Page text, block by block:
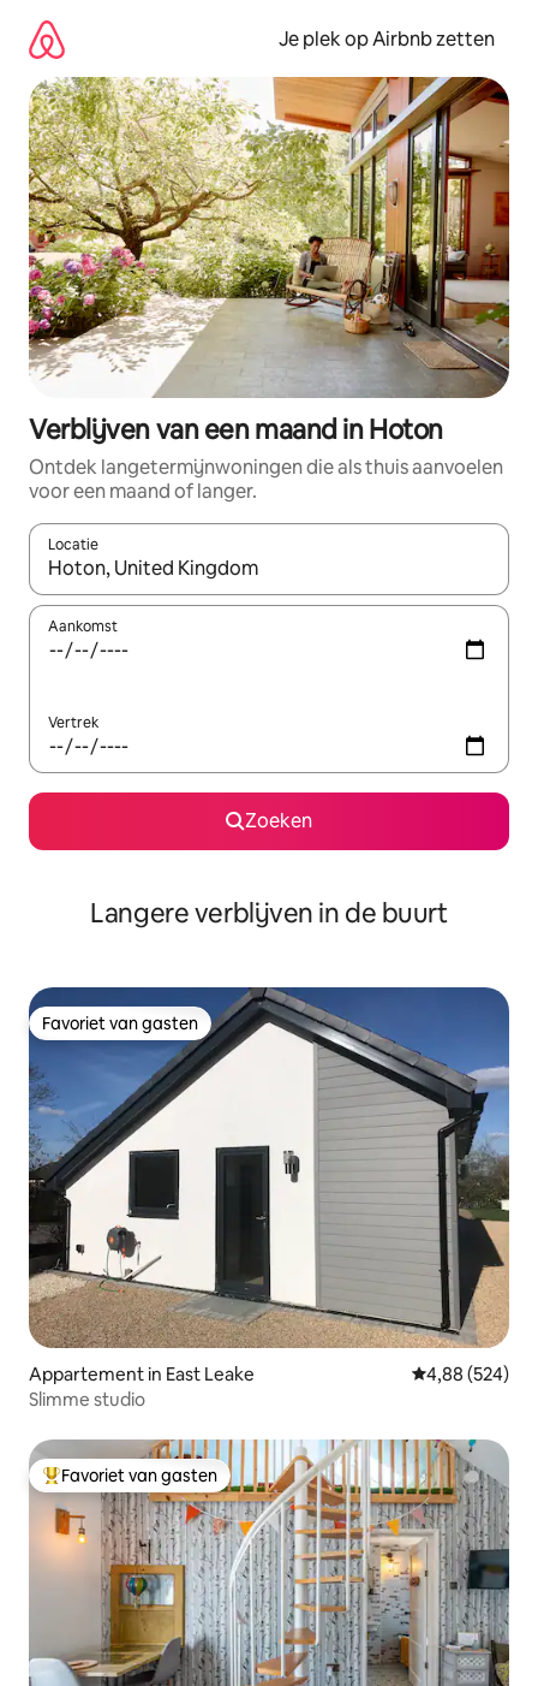
direct
naar
inhoud
Je plek op Airbnb zetten
Verblijven van een maand in Hoton
Ontdek langetermijnwoningen die als thuis aanvoelen
voor een maand of langer.
Locatie
Wanneer er resultaten beschikbaar zijn, maak je een keuze
Aankomst
Vertrek
Zoeken
Langere verblijven in de buurt
Favoriet van gasten
Favoriet van gasten
Appartement in East Leake Gemiddelde
4,88 (524)
Slimme studio
Topfavoriet van gasten
Favoriet van gasten